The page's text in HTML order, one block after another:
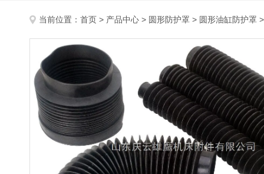
当前位置： 首页 > 产品中心 > 圆形防护罩 > 圆形油缸防护罩